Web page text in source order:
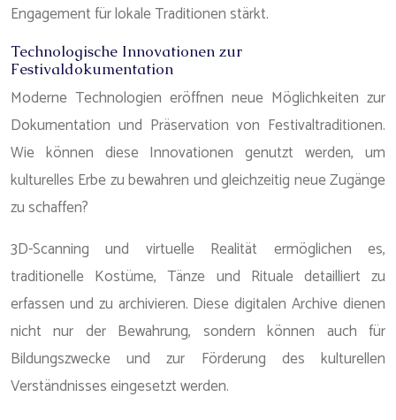
Engagement für lokale Traditionen stärkt.
Technologische Innovationen zur
Festivaldokumentation
Moderne Technologien eröffnen neue Möglichkeiten zur
Dokumentation und Präservation von Festivaltraditionen.
Wie können diese Innovationen genutzt werden, um
kulturelles Erbe zu bewahren und gleichzeitig neue Zugänge
zu schaffen?
3D-Scanning und virtuelle Realität ermöglichen es,
traditionelle Kostüme, Tänze und Rituale detailliert zu
erfassen und zu archivieren. Diese digitalen Archive dienen
nicht nur der Bewahrung, sondern können auch für
Bildungszwecke und zur Förderung des kulturellen
Verständnisses eingesetzt werden.